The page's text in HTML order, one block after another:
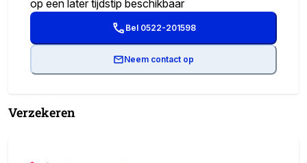
op een later tijdstip beschikbaar
Bel 0522-201598
Neem contact op
Verzekeren